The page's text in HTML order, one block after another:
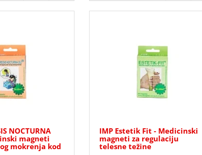
NOCTURNA
magneti
mokrenja kod
IMP Estetik Fit - Medicinski
magneti za regulaciju
telesne težine